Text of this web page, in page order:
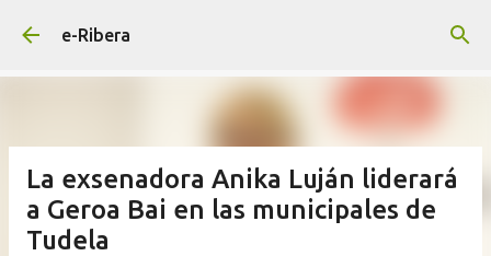
e-Ribera
La exsenadora Anika Luján liderará
a Geroa Bai en las municipales de
Tudela